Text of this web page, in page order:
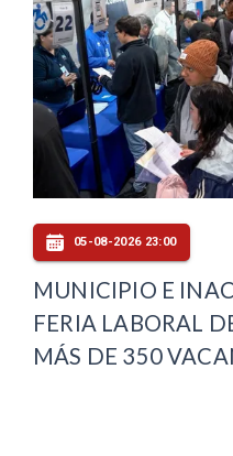
05-08-2026 23:00
MUNICIPIO E
FERIA LABORAL
MÁS DE 350